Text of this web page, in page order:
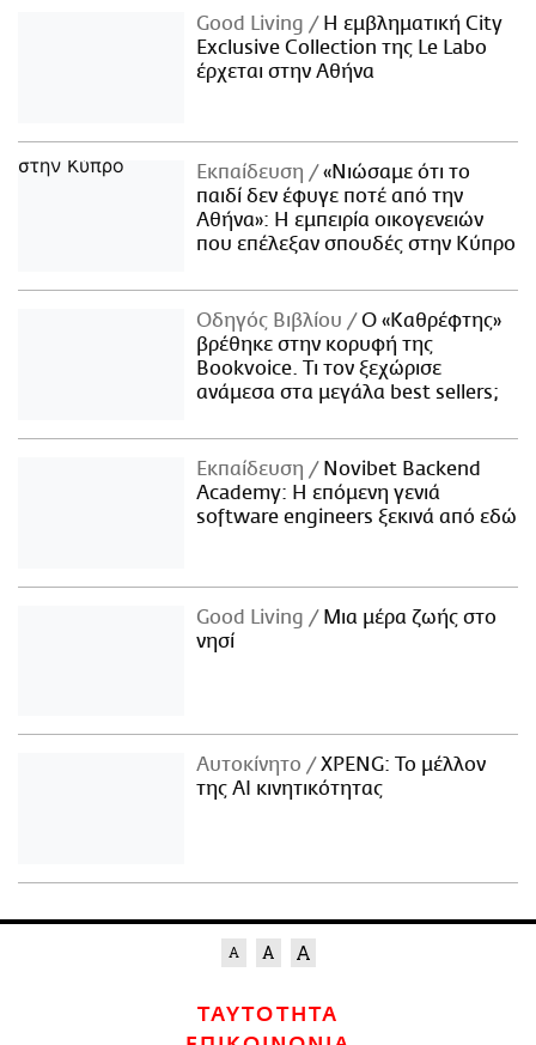
Good Living
Η εμβληματική City
Exclusive Collection της Le Labo
έρχεται στην Αθήνα
Εκπαίδευση
«Νιώσαμε ότι το
παιδί δεν έφυγε ποτέ από την
Αθήνα»: Η εμπειρία οικογενειών
που επέλεξαν σπουδές στην Κύπρο
Οδηγός Βιβλίου
Ο «Καθρέφτης»
βρέθηκε στην κορυφή της
Bookvoice. Τι τον ξεχώρισε
ανάμεσα στα μεγάλα best sellers;
Εκπαίδευση
Novibet Backend
Academy: Η επόμενη γενιά
software engineers ξεκινά από εδώ
Good Living
Μια μέρα ζωής στο
νησί
Αυτοκίνητο
XPENG: Το μέλλον
της AI κινητικότητας
ΤΑΥΤΟΤΗΤΑ